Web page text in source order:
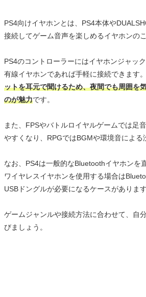
PS4向けイヤホンとは、PS4本体や
接続してゲーム音声を楽しめるイヤホンのこ
PS4のコントローラーにはイヤホンジャッ
有線イヤホンであれば手軽に接続できます。
ットを耳元で聞けるため、夜間でも周囲を
のが魅力です。
また、FPSやバトルロイヤルゲームでは足
やすくなり、RPGではBGMや環境音による
なお、PS4は一般的なBluetoothイヤホンを
ワイヤレスイヤホンを使用する場合は
USBドングルが必要になるケースがあります
ゲームジャンルや接続方法に合わせて、自
びましょう。